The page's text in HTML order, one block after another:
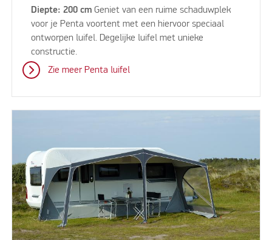
Diepte: 200 cmGeniet van een ruime schaduwplek
voor je Penta voortent met een hiervoor speciaal
ontworpen luifel. Degelijke luifel met unieke
constructie.
Zie meer Penta luifel